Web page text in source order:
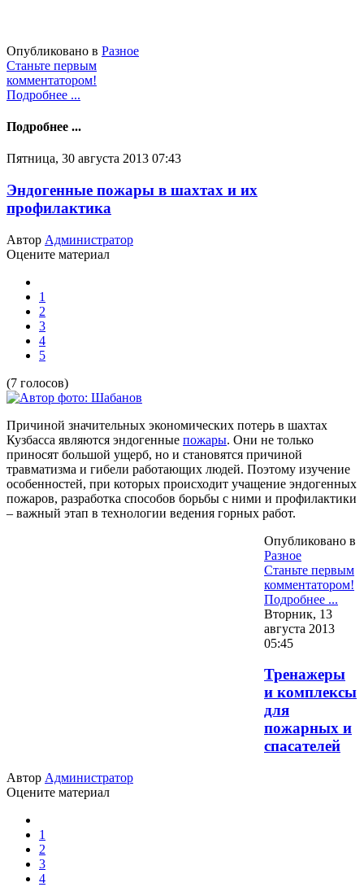
Опубликовано в Разное
Станьте первым
комментатором!
Подробнее ...
Подробнее ...
Пятница, 30 августа 2013 07:43
Эндогенные пожары в шахтах и их
профилактика
Автор Администратор
Оцените материал
1
2
3
4
5
(7 голосов)
Причиной значительных экономических потерь в шахтах
Кузбасса являются эндогенные пожары. Они не только
приносят большой ущерб, но и становятся причиной
травматизма и гибели работающих людей. Поэтому изучение
особенностей, при которых происходит учащение эндогенных
пожаров, разработка способов борьбы с ними и профилактики
– важный этап в технологии ведения горных работ.
Опубликовано в
Разное
Станьте первым
комментатором!
Подробнее ...
Вторник, 13
августа 2013
05:45
Тренажеры
и комплексы
для
пожарных и
спасателей
Автор Администратор
Оцените материал
1
2
3
4